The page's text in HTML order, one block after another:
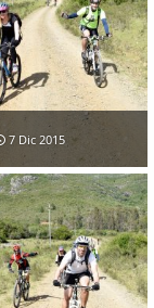
7 Dic 2015